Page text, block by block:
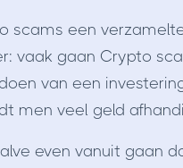
scams een
vaak gaan Crypto
van een
men veel geld
even vanuit gaan